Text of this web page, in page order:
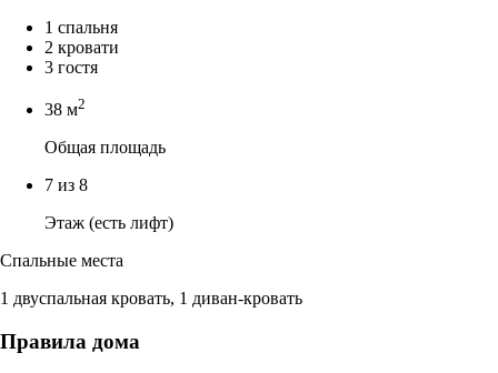
1 спальня
2 кровати
3 гостя
38 м2
Общая площадь
7 из 8
Этаж (есть лифт)
Спальные места
1 двуспальная кровать, 1 диван-кровать
Правила дома